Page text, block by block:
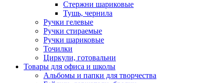
Стержни шариковые
Тушь, чернила
Ручки гелевые
Ручки стираемые
Ручки шариковые
Точилки
Циркули, готовальни
Товары для офиса и школы
Альбомы и папки для творчества